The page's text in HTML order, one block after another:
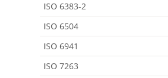
ISO 6383-2
ISO 6504
ISO 6941
ISO 7263